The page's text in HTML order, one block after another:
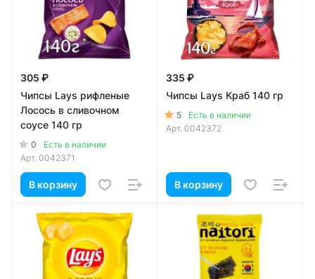
305 ₽
Чипсы Lays рифленые
Лосось в сливочном
соусе 140 гр
0
Есть в наличии
Арт. 0042371
В корзину
335 ₽
Чипсы Lays Краб 140 гр
5
Есть в наличии
Арт. 0042372
В корзину